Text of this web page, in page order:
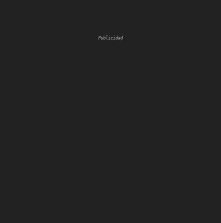
Publicidad